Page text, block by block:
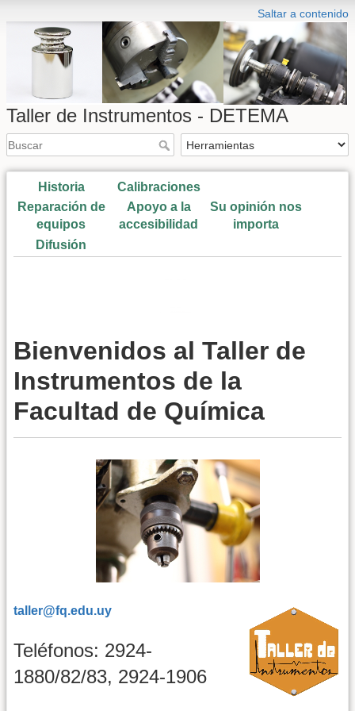
Saltar a contenido
Taller de Instrumentos - DETEMA
Historia
Calibraciones
Reparación de
equipos
Apoyo a la
accesibilidad
Su opinión nos
importa
Difusión
Bienvenidos al Taller de
Instrumentos de la
Facultad de Química
taller@fq.edu.uy
Teléfonos: 2924-
1880/82/83, 2924-1906